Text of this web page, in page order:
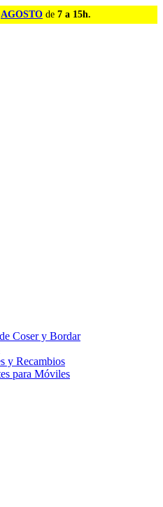
AGOSTO de 7 a 15h.
Coser y Bordar
y Recambios
para Móviles